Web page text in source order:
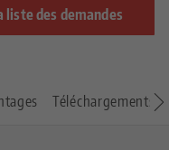
liste des demandes
Téléchargements